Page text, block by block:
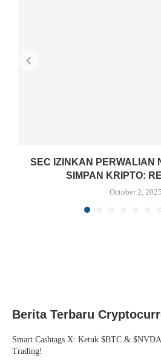
SEC IZINKAN PERWALIAN
SIMPAN KRIPTO:
October 2, 2025
Berita Terbaru
Smart Cashtags X: Ketuk $BTC &
Trading!